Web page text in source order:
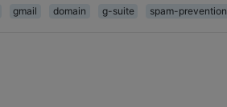
gmail domain g-suite spam-prevention